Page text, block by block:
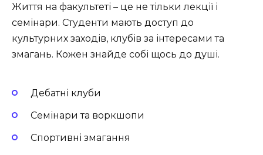
Життя на факультеті – це не тільки лекції і
семінари. Студенти мають доступ до
культурних заходів, клубів за інтересами та
змагань. Кожен знайде собі щось до душі.
Дебатні клуби
Семінари та воркшопи
Спортивні змагання